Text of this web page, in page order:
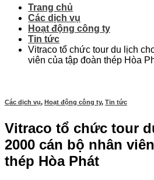
Trang chủ
Các dịch vụ
Hoạt động công ty
Tin tức
Vitraco tổ chức tour du lịch
viên của tập đoàn thép Hòa
Các dịch vụ, Hoạt động công ty, Tin tức
Vitraco tổ chức tour
2000 cán bộ nhân
thép Hòa Phát